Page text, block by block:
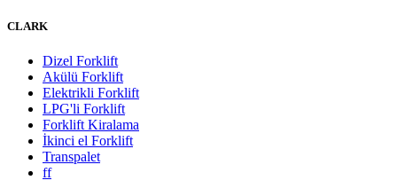
CLARK
Dizel Forklift
Akülü Forklift
Elektrikli Forklift
LPG'li Forklift
Forklift Kiralama
İkinci el Forklift
Transpalet
ff